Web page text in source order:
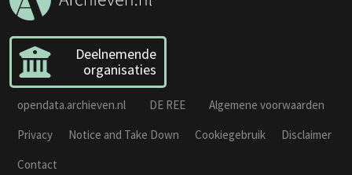
Deelnemende
organisaties
opendata.archieven.nl DE REE
Algemene voorwaarden
Privacy
Notice and Take Down Cookiegebruik
Disclaimer
Contact